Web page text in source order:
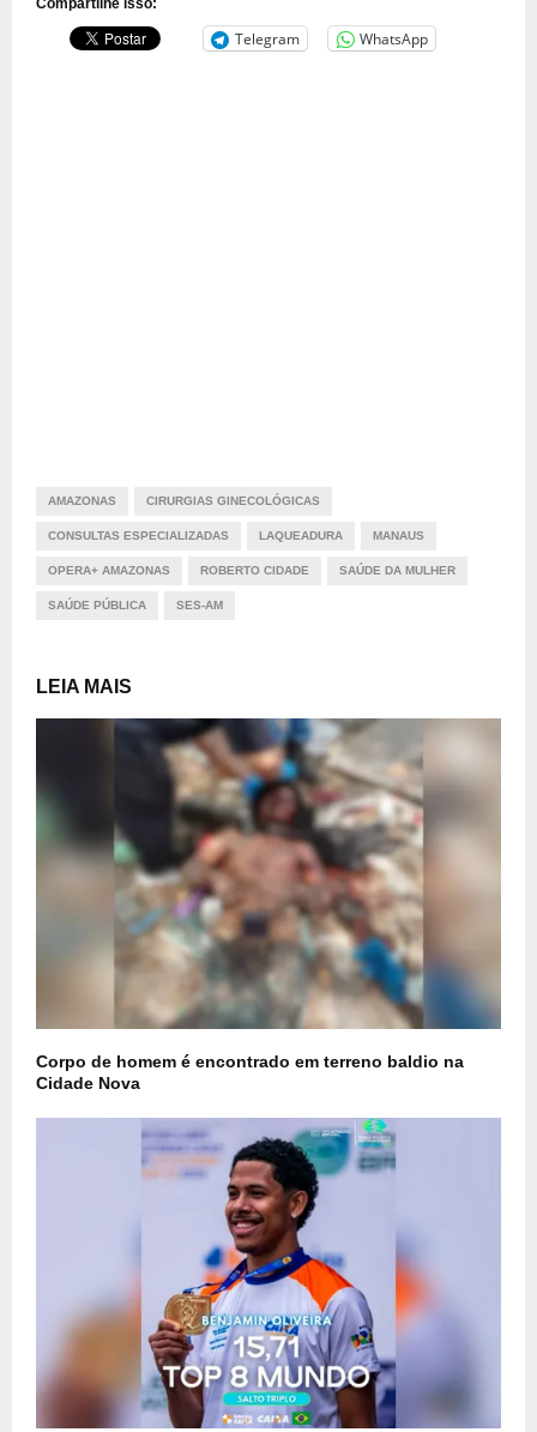
Compartilhe isso:
Telegram WhatsApp
AMAZONAS CIRURGIAS GINECOLÓGICAS
CONSULTAS ESPECIALIZADAS LAQUEADURA MANAUS
OPERA+ AMAZONAS ROBERTO CIDADE SAÚDE DA MULHER
SAÚDE PÚBLICA SES-AM
LEIA MAIS
Corpo de homem é encontrado em terreno baldio na
Cidade Nova